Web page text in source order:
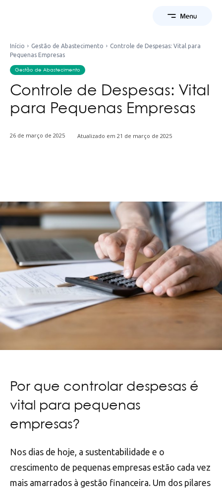
Início Gestão de Abastecimento
Controle de Despesas: Vital para
Pequenas Empresas
Gestão de Abastecimento
Controle de Despesas: Vital
para Pequenas Empresas
26 de março de 2025 Atualizado em 21 de março de 2025
Por que controlar despesas é
vital para pequenas
empresas?
Nos dias de hoje, a sustentabilidade e o
crescimento de pequenas empresas estão cada vez
mais amarrados à gestão financeira. Um dos pilares